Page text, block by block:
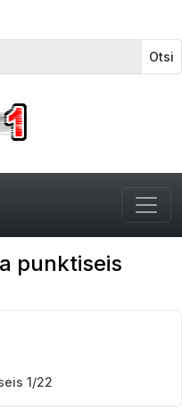
Otsi
punktiseis
1/22